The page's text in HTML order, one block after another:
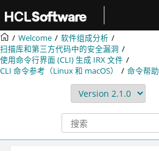
Welcome
软件组成分析
扫描库和第三方代码中的安全漏洞
使用命令行界面 (CLI) 生成 IRX文件
CLI 命令参考（Linux 和 macOS）
命令帮助